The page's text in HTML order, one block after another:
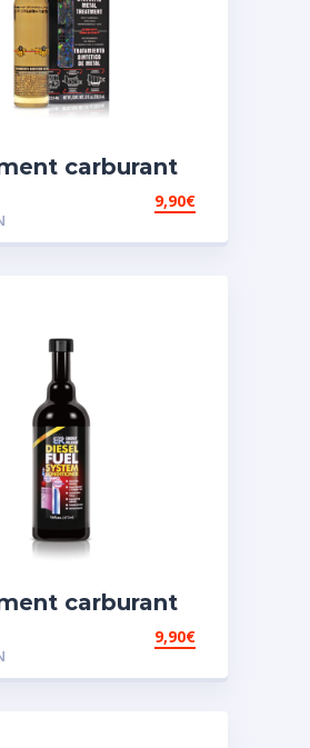
carburant
essence
9,90€
carburant
diesel
9,90€